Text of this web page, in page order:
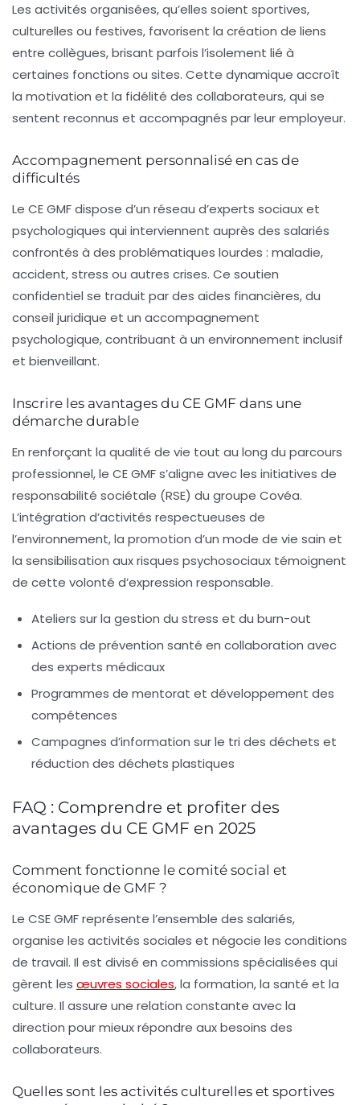
Les activités organisées, qu’elles soient sportives,
culturelles ou festives, favorisent la création de liens
entre collègues, brisant parfois l’isolement lié à
certaines fonctions ou sites. Cette dynamique accroît
la motivation et la fidélité des collaborateurs, qui se
sentent reconnus et accompagnés par leur employeur.
Accompagnement personnalisé en cas de
difficultés
Le CE GMF dispose d’un réseau d’experts sociaux et
psychologiques qui interviennent auprès des salariés
confrontés à des problématiques lourdes : maladie,
accident, stress ou autres crises. Ce soutien
confidentiel se traduit par des aides financières, du
conseil juridique et un accompagnement
psychologique, contribuant à un environnement inclusif
et bienveillant.
Inscrire les avantages du CE GMF dans une
démarche durable
En renforçant la qualité de vie tout au long du parcours
professionnel, le CE GMF s’aligne avec les initiatives de
responsabilité sociétale (RSE) du groupe Covéa.
L’intégration d’activités respectueuses de
l’environnement, la promotion d’un mode de vie sain et
la sensibilisation aux risques psychosociaux témoignent
de cette volonté d’expression responsable.
Ateliers sur la gestion du stress et du burn-out
Actions de prévention santé en collaboration avec
des experts médicaux
Programmes de mentorat et développement des
compétences
Campagnes d’information sur le tri des déchets et
réduction des déchets plastiques
FAQ : Comprendre et profiter des
avantages du CE GMF en 2025
Comment fonctionne le comité social et
économique de GMF ?
Le CSE GMF représente l’ensemble des salariés,
organise les activités sociales et négocie les conditions
de travail. Il est divisé en commissions spécialisées qui
gèrent les œuvres sociales, la formation, la santé et la
culture. Il assure une relation constante avec la
direction pour mieux répondre aux besoins des
collaborateurs.
Quelles sont les activités culturelles et sportives